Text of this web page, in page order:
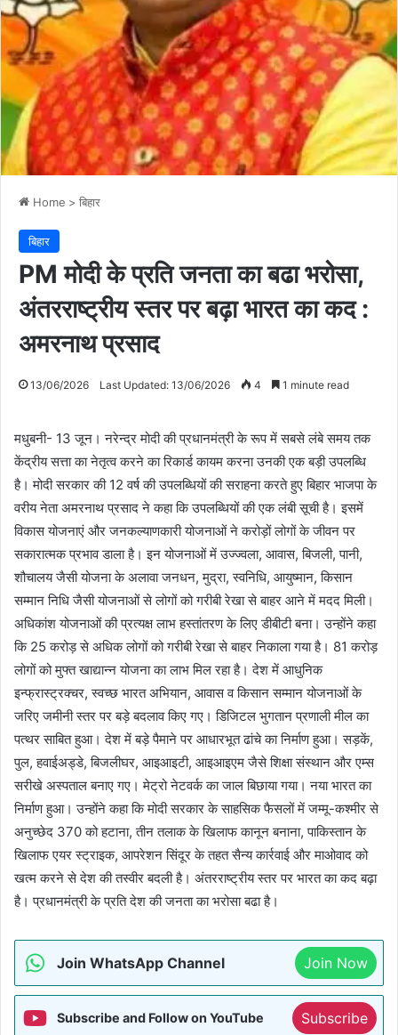
Home > बिहार
बिहार
PM मोदी के प्रति जनता का बढा भरोसा,
अंतरराष्ट्रीय स्तर पर बढ़ा भारत का कद :
अमरनाथ प्रसाद
13/06/2026 Last Updated: 13/06/2026 4 1 minute read
मधुबनी- 13 जून। नरेन्द्र मोदी की प्रधानमंत्री के रूप में सबसे लंबे समय तक
केंद्रीय सत्ता का नेतृत्व करने का रिकार्ड कायम करना उनकी एक बड़ी उपलब्धि
है। मोदी सरकार की 12 वर्ष की उपलब्धियों की सराहना करते हुए बिहार भाजपा के
वरीय नेता अमरनाथ प्रसाद ने कहा कि उपलब्धियों की एक लंबी सूची है। इसमें
विकास योजनाएं और जनकल्याणकारी योजनाओं ने करोड़ों लोगों के जीवन पर
सकारात्मक प्रभाव डाला है। इन योजनाओं में उज्ज्वला, आवास, बिजली, पानी,
शौचालय जैसी योजना के अलावा जनधन, मुद्रा, स्वनिधि, आयुष्मान, किसान
सम्मान निधि जैसी योजनाओं से लोगों को गरीबी रेखा से बाहर आने में मदद मिली।
अधिकांश योजनाओं की प्रत्यक्ष लाभ हस्तांतरण के लिए डीबीटी बना। उन्होंने कहा
कि 25 करोड़ से अधिक लोगों को गरीबी रेखा से बाहर निकाला गया है। 81 करोड़
लोगों को मुफ्त खाद्यान्न योजना का लाभ मिल रहा है। देश में आधुनिक
इन्फ्रास्ट्रक्चर, स्वच्छ भारत अभियान, आवास व किसान सम्मान योजनाओं के
जरिए जमीनी स्तर पर बड़े बदलाव किए गए। डिजिटल भुगतान प्रणाली मील का
पत्थर साबित हुआ। देश में बड़े पैमाने पर आधारभूत ढांचे का निर्माण हुआ। सड़कें,
पुल, हवाईअड्डे, बिजलीघर, आइआइटी, आइआइएम जैसे शिक्षा संस्थान और एम्स
सरीखे अस्पताल बनाए गए। मेट्रो नेटवर्क का जाल बिछाया गया। नया भारत का
निर्माण हुआ। उन्होंने कहा कि मोदी सरकार के साहसिक फैसलों में जम्मू-कश्मीर से
अनुच्छेद 370 को हटाना, तीन तलाक के खिलाफ कानून बनाना, पाकिस्तान के
खिलाफ एयर स्ट्राइक, आपरेशन सिंदूर के तहत सैन्य कार्रवाई और माओवाद को
खत्म करने से देश की तस्वीर बदली है। अंतरराष्ट्रीय स्तर पर भारत का कद बढ़ा
है। प्रधानमंत्री के प्रति देश की जनता का भरोसा बढा है।
Join WhatsApp Channel Join Now
Subscribe and Follow on YouTube Subscribe